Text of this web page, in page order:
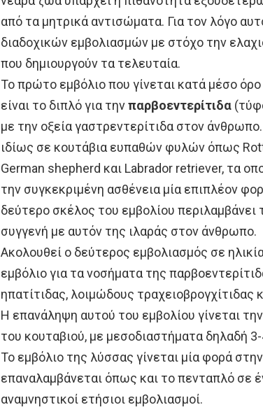
από τα μητρικά αντισώματα. Για τον λόγο
διαδοχικών εμβολιασμών με στόχο την
που δημιουργούν τα τελευταία.
Το πρώτο εμβόλιο που γίνεται κατά μέσο
είναι το διπλό για τηνπαρβοεντερίτιδα
με την οξεία γαστρεντερίτιδα στον
ιδίως σε κουτάβια ευπαθών φυλών όπως
German shepherd και Labrador retriever, τα
την συγκεκριμένη ασθένεια μία επιπλέον
δεύτερο σκέλος του εμβολίου περιλαμβάνει
συγγενή με αυτόν της ιλαράς στον άνθρωπο.
Ακολουθεί ο δεύτερος εμβολιασμός σε
εμβόλιο για τα νοσήματα της
ηπατίτιδας, λοιμώδους
Η επανάληψη αυτού του εμβολίου γίνεται την
του κουταβιού, με μεσοδιαστήματα δηλαδή
Το εμβόλιο της λύσσας γίνεται μία φορά
επαναλαμβάνεται όπως και το πενταπλό σε
αναμνηστικοί ετήσιοι εμβολιασμοί.